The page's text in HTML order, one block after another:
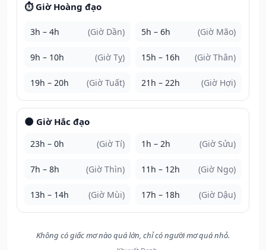
⏱️ Giờ Hoàng đạo
3h – 4h (Giờ Dần) 5h – 6h (Giờ Mão)
9h – 10h (Giờ Tỵ) 15h – 16h (Giờ Thân)
19h – 20h (Giờ Tuất) 21h – 22h (Giờ Hợi)
🌑 Giờ Hắc đạo
23h – 0h (Giờ Tí) 1h – 2h (Giờ Sửu)
7h – 8h (Giờ Thìn) 11h – 12h (Giờ Ngọ)
13h – 14h (Giờ Mùi) 17h – 18h (Giờ Dậu)
Không có giấc mơ nào quá lớn, chỉ có người mơ quá nhỏ.